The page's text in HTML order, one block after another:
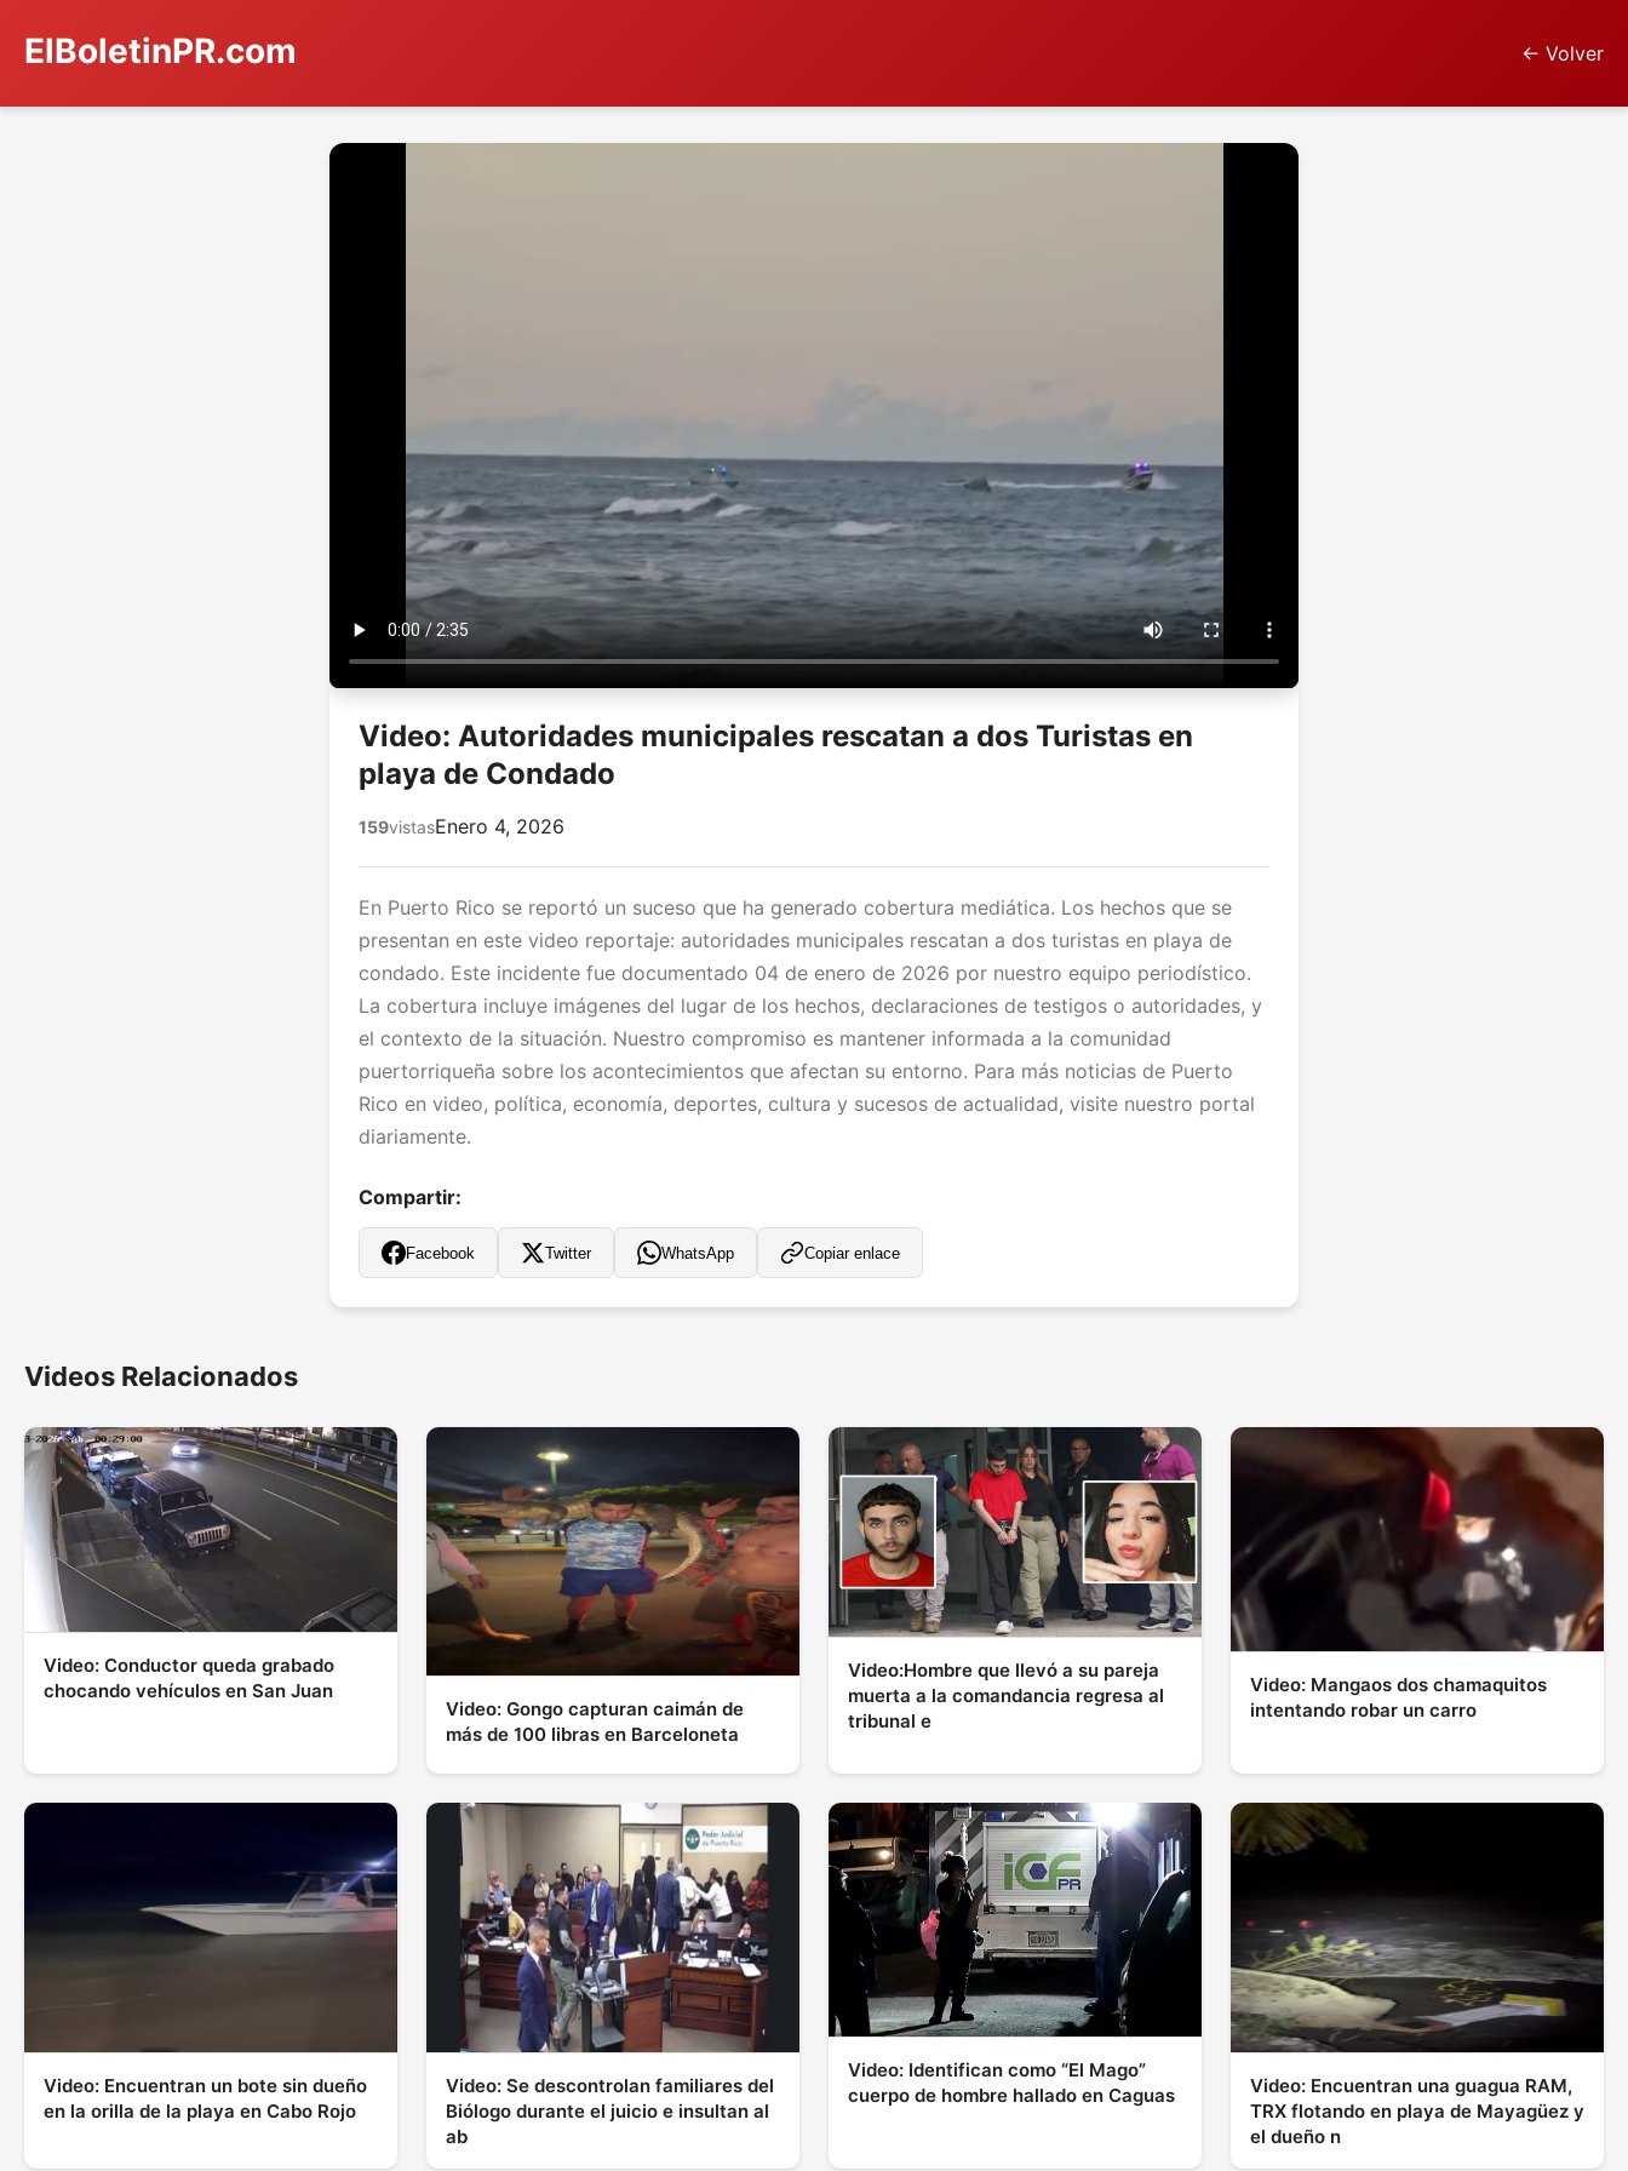
ElBoletinPR.com ← Volver
Video: Autoridades municipales rescatan a dos Turistas en
playa de Condado
159vistasEnero 4, 2026
En Puerto Rico se reportó un suceso que ha generado cobertura mediática. Los hechos que se
presentan en este video reportaje: autoridades municipales rescatan a dos turistas en playa de
condado. Este incidente fue documentado 04 de enero de 2026 por nuestro equipo periodístico.
La cobertura incluye imágenes del lugar de los hechos, declaraciones de testigos o autoridades, y
el contexto de la situación. Nuestro compromiso es mantener informada a la comunidad
puertorriqueña sobre los acontecimientos que afectan su entorno. Para más noticias de Puerto
Rico en video, política, economía, deportes, cultura y sucesos de actualidad, visite nuestro portal
diariamente.
Compartir:
Facebook Twitter WhatsApp Copiar enlace
Videos Relacionados
Video: Conductor queda grabado
chocando vehículos en San Juan
Video: Gongo capturan caimán de
más de 100 libras en Barceloneta
Video:Hombre que llevó a su pareja
muerta a la comandancia regresa al
tribunal e
Video: Mangaos dos chamaquitos
intentando robar un carro
Video: Encuentran un bote sin dueño
en la orilla de la playa en Cabo Rojo
Video: Se descontrolan familiares del
Biólogo durante el juicio e insultan al
ab
Video: Identifican como “El Mago”
cuerpo de hombre hallado en Caguas
Video: Encuentran una guagua RAM,
TRX flotando en playa de Mayagüez y
el dueño n